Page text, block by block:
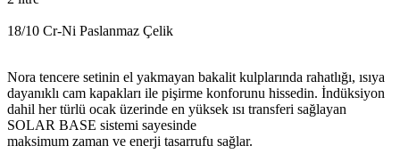
18/10 Cr-Ni Paslanmaz Çelik
Nora tencere setinin el yakmayan bakalit kulplarında rahatlığı, ısıya
dayanıklı cam kapakları ile pişirme konforunu hissedin. İndüksiyon
dahil her türlü ocak üzerinde en yüksek ısı transferi sağlayan
SOLAR BASE sistemi sayesinde
maksimum zaman ve enerji tasarrufu sağlar.